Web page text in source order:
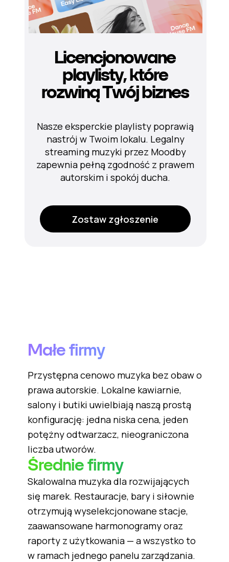
Zostaw zgłoszenie
Nasze eksperckie playlisty poprawią
nastrój w Twoim lokalu. Legalny
streaming muzyki przez Moodby
zapewnia pełną zgodność z prawem
autorskim i spokój ducha.
Licencjonowane
playlisty, które
rozwiną Twój biznes
Małe firmy
Przystępna cenowo muzyka bez obaw o
prawa autorskie. Lokalne kawiarnie,
salony i butiki uwielbiają naszą prostą
konfigurację: jedna niska cena, jeden
potężny odtwarzacz, nieograniczona
liczba utworów.
Średnie firmy
Skalowalna muzyka dla rozwijających
się marek. Restauracje, bary i siłownie
otrzymują wyselekcjonowane stacje,
zaawansowane harmonogramy oraz
raporty z użytkowania — a wszystko to
w ramach jednego panelu zarządzania.